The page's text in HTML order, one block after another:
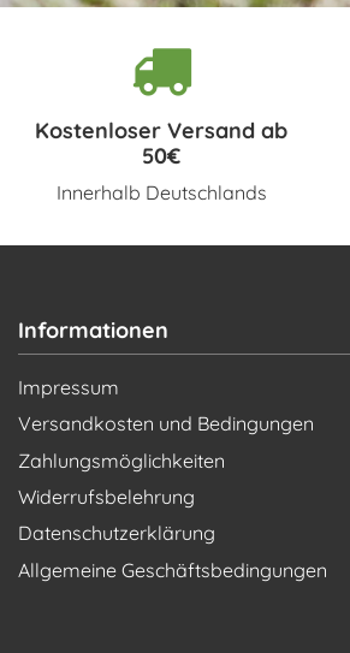
Kostenloser Versand ab
50€
Innerhalb Deutschlands
Informationen
Impressum
Versandkosten und Bedingungen
Zahlungsmöglichkeiten
Widerrufsbelehrung
Datenschutzerklärung
Allgemeine Geschäftsbedingungen